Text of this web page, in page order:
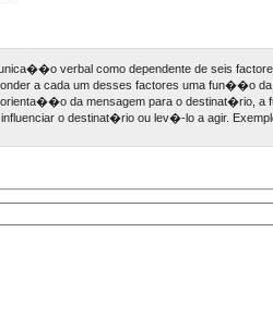
verbal como dependente de seis
a cada um desses factores uma fun��o
da mensagem para o destinat�rio,
o destinat�rio ou lev�-lo a agir.